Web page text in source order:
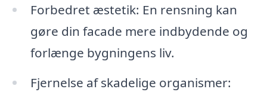
Forbedret æstetik: En rensning kan
gøre din facade mere indbydende og
forlænge bygningens liv.
Fjernelse af skadelige organismer: